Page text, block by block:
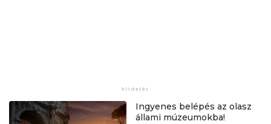
Ingyenes belépés az olasz
állami múzeumokba!